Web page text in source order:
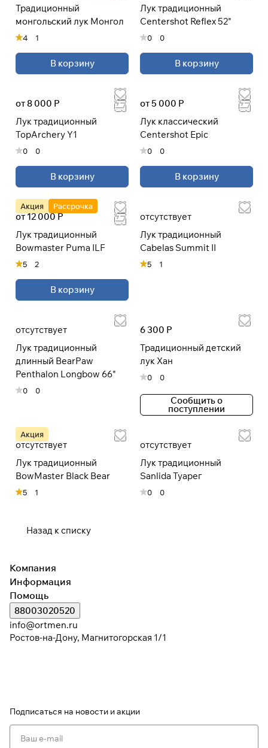
Традиционный
монгольский лук Монгол
4 1
В корзину
Лук традиционный
Centershot Reflex 52"
0 0
В корзину
от 8 000 Р
Лук традиционный
TopArchery Y1
0 0
В корзину
от 5 000 Р
Лук классический
Centershot Epic
0 0
В корзину
Акция Рассрочка
от 12 000 Р
Лук традиционный
Bowmaster Puma ILF
5 2
В корзину
отсутствует
Лук традиционный
Cabelas Summit II
5 1
отсутствует
Лук традиционный
длинный BearPaw
Penthalon Longbow 66"
0 0
6 300 Р
Традиционный детский
лук Хан
0 0
Сообщить о
поступлении
Акция
отсутствует
Лук традиционный
BowMaster Black Bear
5 1
отсутствует
Лук традиционный
Sanlida Туарег
0 0
Назад к списку
Компания
Информация
Помощь
88003020520
info@ortmen.ru
Ростов-на-Дону, Магнитогорская 1/1
Подписаться на новости и акции